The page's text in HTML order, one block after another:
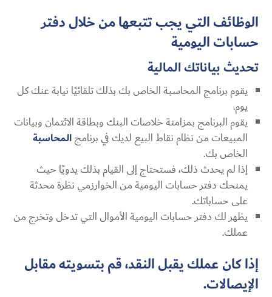
الوظائف التي يجب تتبعها من خلال دفتر
حسابات اليومية
تحديث بياناتك المالية
يقوم برنامج المحاسبة الخاص بك بذلك تلقائيًا نيابة عنك كل
يوم.
يقوم البرنامج بمزامنة خلاصات البنك وبطاقة الائتمان وبيانات
المبيعات من نظام نقاط البيع لديك في برنامجالمحاسبة
الخاص بك.
إذا لم يحدث ذلك، فستحتاج إلى القيام بذلك يدويًا حيث
يمنحك دفتر حسابات اليومية من الخوارزمي نظرة محدثة
على حساباتك.
يظهر لك دفتر حسابات اليومية الأموال التي تدخل وتخرج من
عملك.
إذا كان عملك يقبل النقد، قم بتسويته مقابل
الإيصالات.